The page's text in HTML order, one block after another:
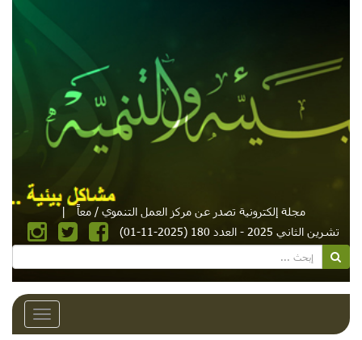
مجلة إلكترونية تصدر عن مركز العمل التنموي / معاً
|
تشرين الثاني 2025 - العدد 180 (2025-11-01)
Toggle